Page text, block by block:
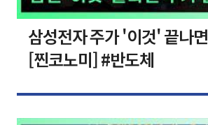
삼성전자 주가 '이것' 끝나
[찐코노미] #반도체